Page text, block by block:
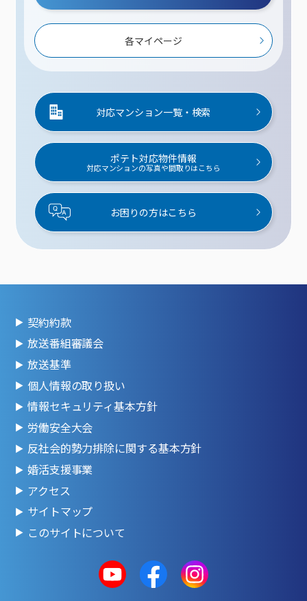
各マイページ
対応マンション一覧・検索
ポテト対応物件情報
対応マンションの写真や間取りはこちら
お困りの方はこちら
契約約款
放送番組審議会
放送基準
個人情報の取り扱い
情報セキュリティ基本方針
労働安全大会
反社会的勢力排除に関する基本方針
婚活支援事業
アクセス
サイトマップ
このサイトについて